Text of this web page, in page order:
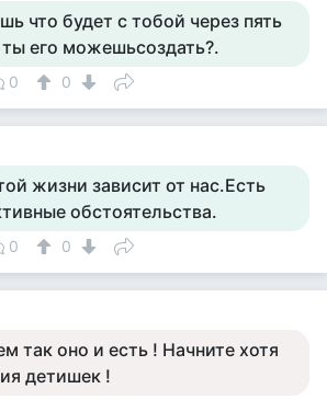
что будет с тобой через пять
его можешьсоздать?.
0 0
жизни зависит от нас.Есть
обстоятельства.
0 0
так оно и есть ! Начните хотя
детишек !